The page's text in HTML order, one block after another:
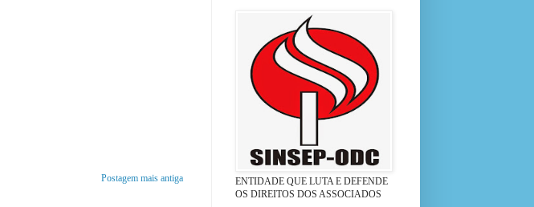
Postagem mais antiga
ENTIDADE QUE LUTA E DEFENDE
OS DIREITOS DOS ASSOCIADOS